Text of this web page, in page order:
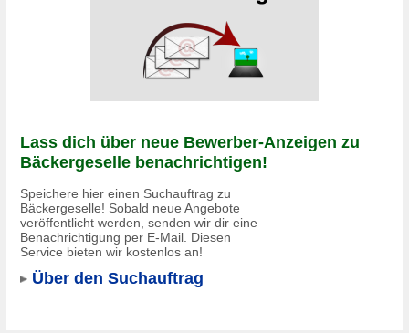
Lass dich über neue Bewerber-Anzeigen zu
Bäckergeselle benachrichtigen!
Speichere hier einen Suchauftrag zu
Bäckergeselle! Sobald neue Angebote
veröffentlicht werden, senden wir dir eine
Benachrichtigung per E-Mail. Diesen
Service bieten wir kostenlos an!
Über den Suchauftrag